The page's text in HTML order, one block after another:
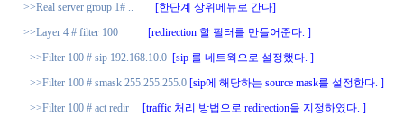
>>Real server group 1# ..
[한단계 상위메뉴로 간다]
>>Layer 4 # filter 100
[redirection 할 필터를 만들어준다. ]
>>Filter 100 # sip 192.168.10.0 [sip 를 네트웍으로 설정했다. ]
>>Filter 100 # smask 255.255.255.0 [sip에 해당하는 source mask를 설정한다. ]
>>Filter 100 # act redir
[traffic 처리 방법으로 redirection을 지정하였다. ]